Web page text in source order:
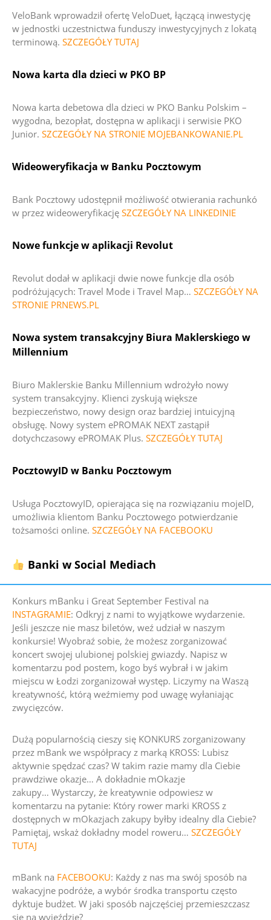
VeloBank wprowadził ofertę VeloDuet, łączącą inwestycję
w jednostki uczestnictwa funduszy inwestycyjnych z lokatą
terminową. SZCZEGÓŁY TUTAJ
Nowa karta dla dzieci w PKO BP
Nowa karta debetowa dla dzieci w PKO Banku Polskim –
wygodna, bezopłat, dostępna w aplikacji i serwisie PKO
Junior. SZCZEGÓŁY NA STRONIE MOJEBANKOWANIE.PL
Wideoweryfikacja w Banku Pocztowym
Bank Pocztowy udostępnił możliwość otwierania rachunkó
w przez wideoweryfikację SZCZEGÓŁY NA LINKEDINIE
Nowe funkcje w aplikacji Revolut
Revolut dodał w aplikacji dwie nowe funkcje dla osób
podróżujących: Travel Mode i Travel Map… SZCZEGÓŁY NA
STRONIE PRNEWS.PL
Nowa system transakcyjny Biura Maklerskiego w
Millennium
Biuro Maklerskie Banku Millennium wdrożyło nowy
system transakcyjny. Klienci zyskują większe
bezpieczeństwo, nowy design oraz bardziej intuicyjną
obsługę. Nowy system ePROMAK NEXT zastąpił
dotychczasowy ePROMAK Plus. SZCZEGÓŁY TUTAJ
PocztowyID w Banku Pocztowym
Usługa PocztowyID, opierająca się na rozwiązaniu mojeID,
umożliwia klientom Banku Pocztowego potwierdzanie
tożsamości online. SZCZEGÓŁY NA FACEBOOKU
Banki w Social Mediach
Konkurs mBanku i Great September Festival na
INSTAGRAMIE: Odkryj z nami to wyjątkowe wydarzenie.
Jeśli jeszcze nie masz biletów, weź udział w naszym
konkursie! Wyobraź sobie, że możesz zorganizować
koncert swojej ulubionej polskiej gwiazdy. Napisz w
komentarzu pod postem, kogo byś wybrał i w jakim
miejscu w Łodzi zorganizował występ. Liczymy na Waszą
kreatywność, którą weźmiemy pod uwagę wyłaniając
zwycięzców.
Dużą popularnością cieszy się KONKURS zorganizowany
przez mBank we współpracy z marką KROSS: Lubisz
aktywnie spędzać czas? W takim razie mamy dla Ciebie
prawdziwe okazje… A dokładnie mOkazje
zakupy… Wystarczy, że kreatywnie odpowiesz w
komentarzu na pytanie: Który rower marki KROSS z
dostępnych w mOkazjach zakupy byłby idealny dla Ciebie?
Pamiętaj, wskaż dokładny model roweru… SZCZEGÓŁY
TUTAJ
mBank na FACEBOOKU: Każdy z nas ma swój sposób na
wakacyjne podróże, a wybór środka transportu często
dyktuje budżet. W jaki sposób najczęściej przemieszczasz
się na wyjeździe?